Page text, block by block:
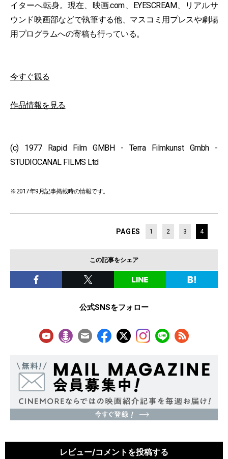
イターへ転身。現在、映画.com、EYESCREAM、リアルサ
ウンド映画部などで執筆する他、マスコミ用プレスや劇場
用プログラムへの寄稿も行っている。
今すぐ観る
作品情報を見る
(c) 1977 Rapid Film GMBH - Terra Filmkunst Gmbh -
STUDIOCANAL FILMS Ltd
※2017年9月記事掲載時の情報です。
PAGES 1 2 3 4
この記事をシェア
公式SNSをフォロー
レビュー/コメントを投稿する